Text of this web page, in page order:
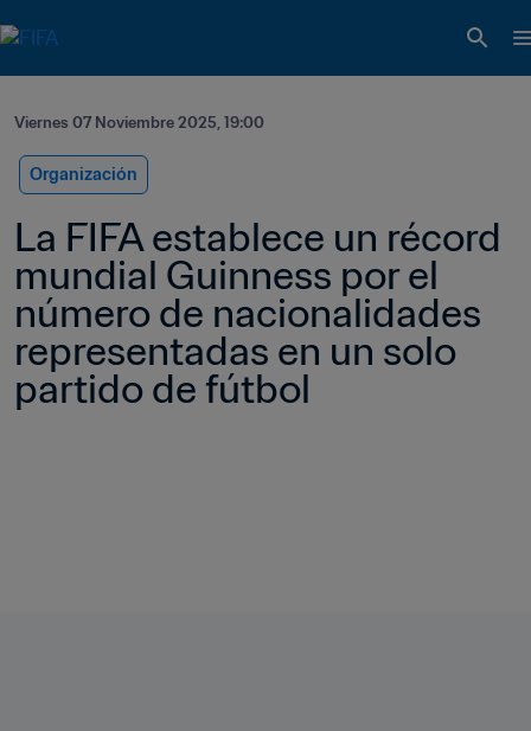
Viernes 07 Noviembre 2025, 19:00
Organización
La FIFA establece un récord
mundial Guinness por el
número de nacionalidades
representadas en un solo
partido de fútbol